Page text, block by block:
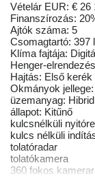
Vételár EUR: € 26
Finanszírozás:
Ajtók száma: 5
Csomagtartó: 397
Klíma fajtája:
Henger-
Hajtás: Első kerék
Okmányok
üzemanyag: Hibrid
állapot: Kitűnő
kulcsnélküli
kulcs nélküli
tolatóradar
tolatókamera
360 fokos